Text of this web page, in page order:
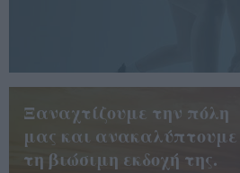
Ξαναχτίζουμε την πόλη
μας και ανακαλύπτουμε
τη βιώσιμη εκδοχή της.